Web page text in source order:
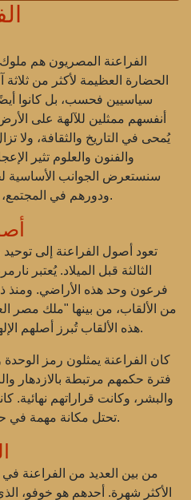
الفراعنة المصريون هم
الحضارة العظيمة لأكثر من
سياسيين فحسب، بل كانوا
أنفسهم ممثلين للآلهة على
يُمحى في التاريخ والثقافة، ولا
والفنون والعلوم تثير
سنستعرض الجوانب الأساسية
ودورهم في المجتمع، بالإضافة إلى الإرث الذي تركوه.
تعود أصول الفراعنة إلى
الثالثة قبل الميلاد. يُعتبر
فرعون وحد هذه الأراضي. ومنذ
من الألقاب، من بينها "ملك مصر
هذه الألقاب تُبرز أصلهم الإلهي وسلطتهم على البلاد بأسرها.
كان الفراعنة يمثلون رمز الوحدة
فترة حكمهم مرتبطة بالازدهار
والبشر، وكانت قراراتهم نهائية.
تحتل مكانة مهمة في حكمهم، مما يُبرز مكانتهم الإلهية.
من بين العديد من الفراعنة
الأكثر شهرة. أحدهم هو خوفو،